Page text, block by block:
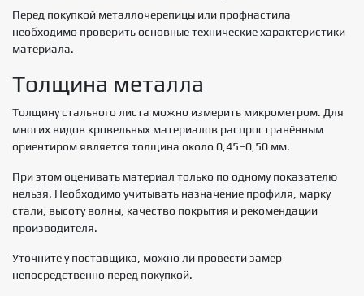
Перед покупкой металлочерепицы или профнастила
необходимо проверить основные технические характеристики
материала.
Толщина металла
Толщину стального листа можно измерить микрометром. Для
многих видов кровельных материалов распространённым
ориентиром является толщина около 0,45–0,50 мм.
При этом оценивать материал только по одному показателю
нельзя. Необходимо учитывать назначение профиля, марку
стали, высоту волны, качество покрытия и рекомендации
производителя.
Уточните у поставщика, можно ли провести замер
непосредственно перед покупкой.